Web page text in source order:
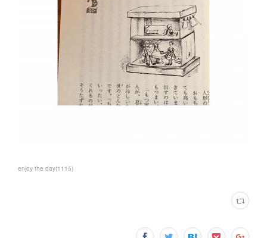
enjoy the day(1115)